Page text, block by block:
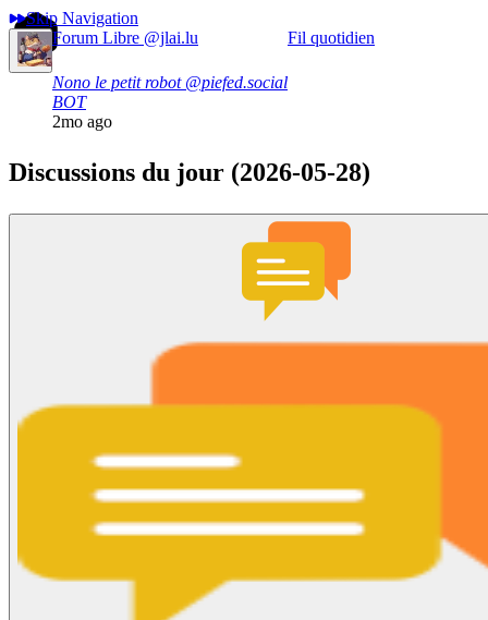
Skip Navigation
Forum Libre @jlai.lu
Nono le petit robot @piefed.social
BOT
2mo ago
Fil quotidien
Discussions du jour (2026-05-28)